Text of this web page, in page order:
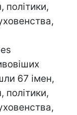
політики,
67 імен,
політики,